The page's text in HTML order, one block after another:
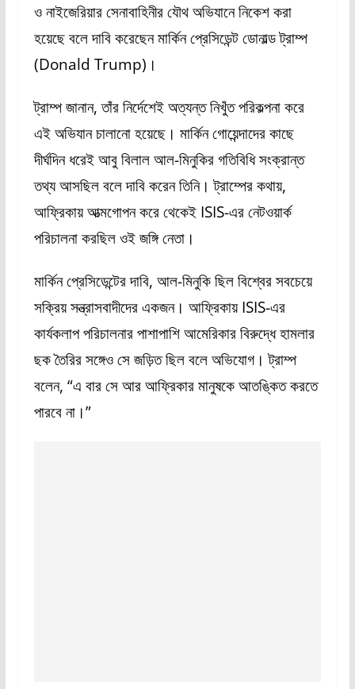
ও নাইজেরিয়ার সেনাবাহিনীর যৌথ অভিযানে নিকেশ করা
হয়েছে বলে দাবি করেছেন মার্কিন প্রেসিডেন্ট ডোনাল্ড ট্রাম্প
(Donald Trump)।
ট্রাম্প জানান, তাঁর নির্দেশেই অত্যন্ত নিখুঁত পরিকল্পনা করে
এই অভিযান চালানো হয়েছে। মার্কিন গোয়েন্দাদের কাছে
দীর্ঘদিন ধরেই আবু বিলাল আল-মিনুকির গতিবিধি সংক্রান্ত
তথ্য আসছিল বলে দাবি করেন তিনি। ট্রাম্পের কথায়,
আফ্রিকায় আত্মগোপন করে থেকেই ISIS-এর নেটওয়ার্ক
পরিচালনা করছিল ওই জঙ্গি নেতা।
মার্কিন প্রেসিডেন্টের দাবি, আল-মিনুকি ছিল বিশ্বের সবচেয়ে
সক্রিয় সন্ত্রাসবাদীদের একজন। আফ্রিকায় ISIS-এর
কার্যকলাপ পরিচালনার পাশাপাশি আমেরিকার বিরুদ্ধে হামলার
ছক তৈরির সঙ্গেও সে জড়িত ছিল বলে অভিযোগ। ট্রাম্প
বলেন, “এ বার সে আর আফ্রিকার মানুষকে আতঙ্কিত করতে
পারবে না।”